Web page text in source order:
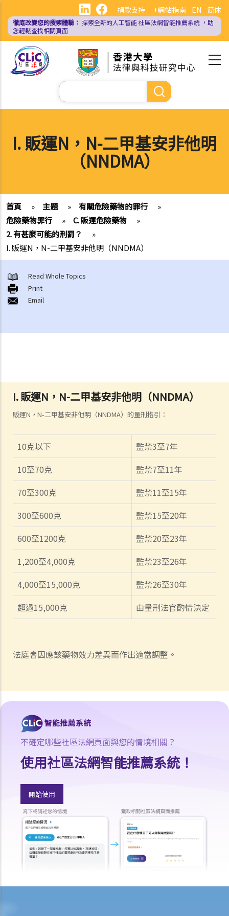
內
EN 简体
捐款支持 +網站指南
徹底改變您的搜索體驗： 探索全新的人工智能社區法網智能推薦系統 ，助
您輕鬆查找相關頁面
Search
I. 販運N，N-二甲基安非他明
（NNDMA）
首頁 » 主題 » 有關危險藥物的罪行
»
危險藥物罪行
» C. 販運危險藥物
»
2. 有甚麼可能的刑罰？
»
I. 販運N，N-二甲基安非他明（NNDMA）
I. 販運N，N-二甲基安非他明（NNDMA）
販運N，N-二甲基安非他明（NNDMA）的量刑指引：
10克以下 監禁3至7年
10至70克 監禁7至11年
70至300克 監禁11至15年
300至600克 監禁15至20年
600至1200克 監禁20至23年
1,200至4,000克 監禁23至26年
4,000至15,000克 監禁26至30年
超過15,000克 由量刑法官酌情決定
法庭會因應該藥物效力差異而作出適當調整。
Read Whole Topics
Print
Email
不確定哪些社區法網頁面與您的情境相關？
使用社區法網智能推薦系統！
開始使用